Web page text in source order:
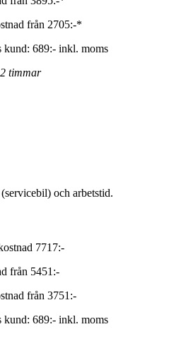
från 2705:-*
kund: 689:- inkl. moms
timmar
och arbetstid.
7717:-
från 5451:-
från 3751:-
kund: 689:- inkl. moms